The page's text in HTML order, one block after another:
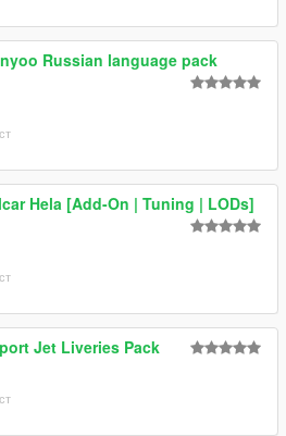
Russian language pack
Hela [Add-On | Tuning | LODs]
Jet Liveries Pack